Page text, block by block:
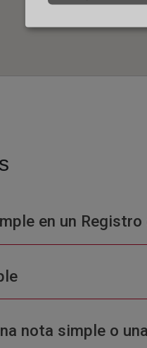
en un Registro
nota simple o